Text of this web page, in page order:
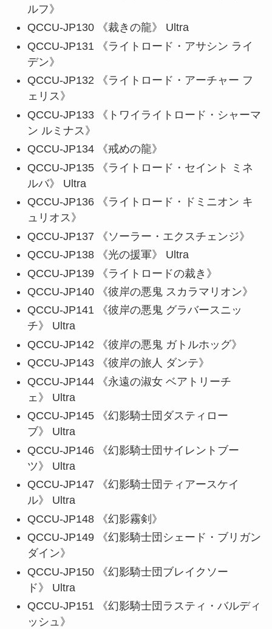
ルフ》
QCCU-JP130 《裁きの龍》 Ultra
QCCU-JP131 《ライトロード・アサシン ライ
デン》
QCCU-JP132 《ライトロード・アーチャー フ
ェリス》
QCCU-JP133 《トワイライトロード・シャーマ
ン ルミナス》
QCCU-JP134 《戒めの龍》
QCCU-JP135 《ライトロード・セイント ミネ
ルバ》 Ultra
QCCU-JP136 《ライトロード・ドミニオン キ
ュリオス》
QCCU-JP137 《ソーラー・エクスチェンジ》
QCCU-JP138 《光の援軍》 Ultra
QCCU-JP139 《ライトロードの裁き》
QCCU-JP140 《彼岸の悪鬼 スカラマリオン》
QCCU-JP141 《彼岸の悪鬼 グラバースニッ
チ》 Ultra
QCCU-JP142 《彼岸の悪鬼 ガトルホッグ》
QCCU-JP143 《彼岸の旅人 ダンテ》
QCCU-JP144 《永遠の淑女 ベアトリーチ
ェ》 Ultra
QCCU-JP145 《幻影騎士団ダスティロー
ブ》 Ultra
QCCU-JP146 《幻影騎士団サイレントブー
ツ》 Ultra
QCCU-JP147 《幻影騎士団ティアースケイ
ル》 Ultra
QCCU-JP148 《幻影霧剣》
QCCU-JP149 《幻影騎士団シェード・ブリガン
ダイン》
QCCU-JP150 《幻影騎士団ブレイクソー
ド》 Ultra
QCCU-JP151 《幻影騎士団ラスティ・バルディ
ッシュ》